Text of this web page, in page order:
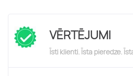
VĒRTĒJUMI
Īsti klienti. Īsta pieredze.